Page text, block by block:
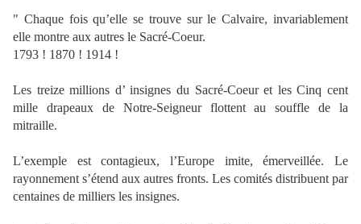
" Chaque fois qu’elle se trouve sur le Calvaire, invariablement
elle montre aux autres le Sacré-Coeur.
1793 ! 1870 ! 1914 !
Les treize millions d’ insignes du Sacré-Coeur et les Cinq cent
mille drapeaux de Notre-Seigneur flottent au souffle de la
mitraille.
L’exemple est contagieux, l’Europe imite, émerveillée. Le
rayonnement s’étend aux autres fronts. Les comités distribuent par
centaines de milliers les insignes.